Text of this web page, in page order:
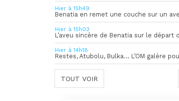
Hier à 15h49
Benatia en remet une couche sur un
Hier à 15h03
L’aveu sincère de Benatia sur le départ
Hier à 14h18
TOUT VOIR